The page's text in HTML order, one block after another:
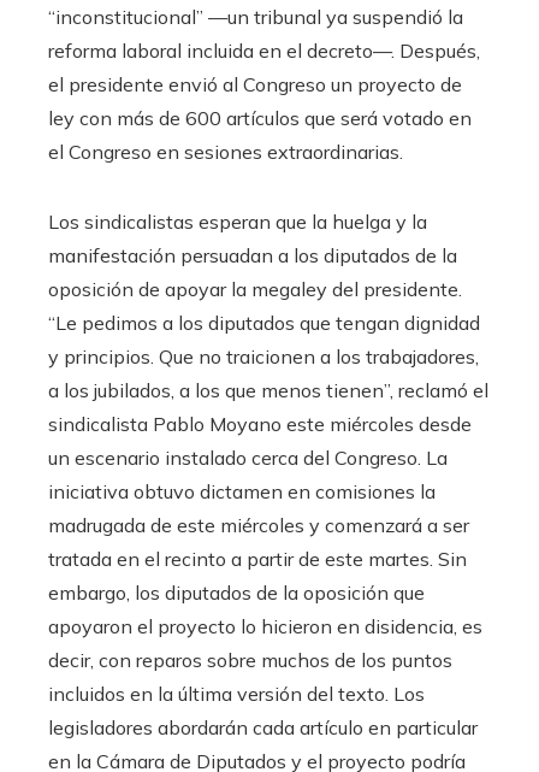
“inconstitucional” —un tribunal ya suspendió la
reforma laboral incluida en el decreto—. Después,
el presidente envió al Congreso un proyecto de
ley con más de 600 artículos que será votado en
el Congreso en sesiones extraordinarias.
Los sindicalistas esperan que la huelga y la
manifestación persuadan a los diputados de la
oposición de apoyar la megaley del presidente.
“Le pedimos a los diputados que tengan dignidad
y principios. Que no traicionen a los trabajadores,
a los jubilados, a los que menos tienen”, reclamó el
sindicalista Pablo Moyano este miércoles desde
un escenario instalado cerca del Congreso. La
iniciativa obtuvo dictamen en comisiones la
madrugada de este miércoles y comenzará a ser
tratada en el recinto a partir de este martes. Sin
embargo, los diputados de la oposición que
apoyaron el proyecto lo hicieron en disidencia, es
decir, con reparos sobre muchos de los puntos
incluidos en la última versión del texto. Los
legisladores abordarán cada artículo en particular
en la Cámara de Diputados y el proyecto podría